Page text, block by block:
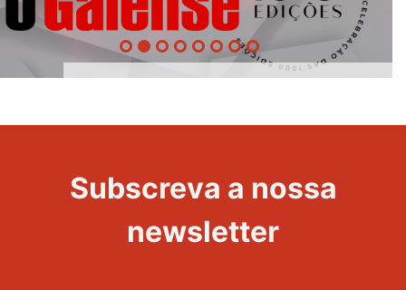
Evento
Subscreva a nossa
newsletter